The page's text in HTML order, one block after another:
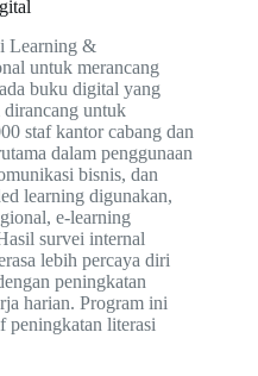
Learning &
untuk merancang
buku digital yang
untuk
staf kantor cabang dan
dalam penggunaan
bisnis, dan
learning digunakan,
e-learning
survei internal
lebih percaya diri
peningkatan
harian. Program ini
peningkatan literasi